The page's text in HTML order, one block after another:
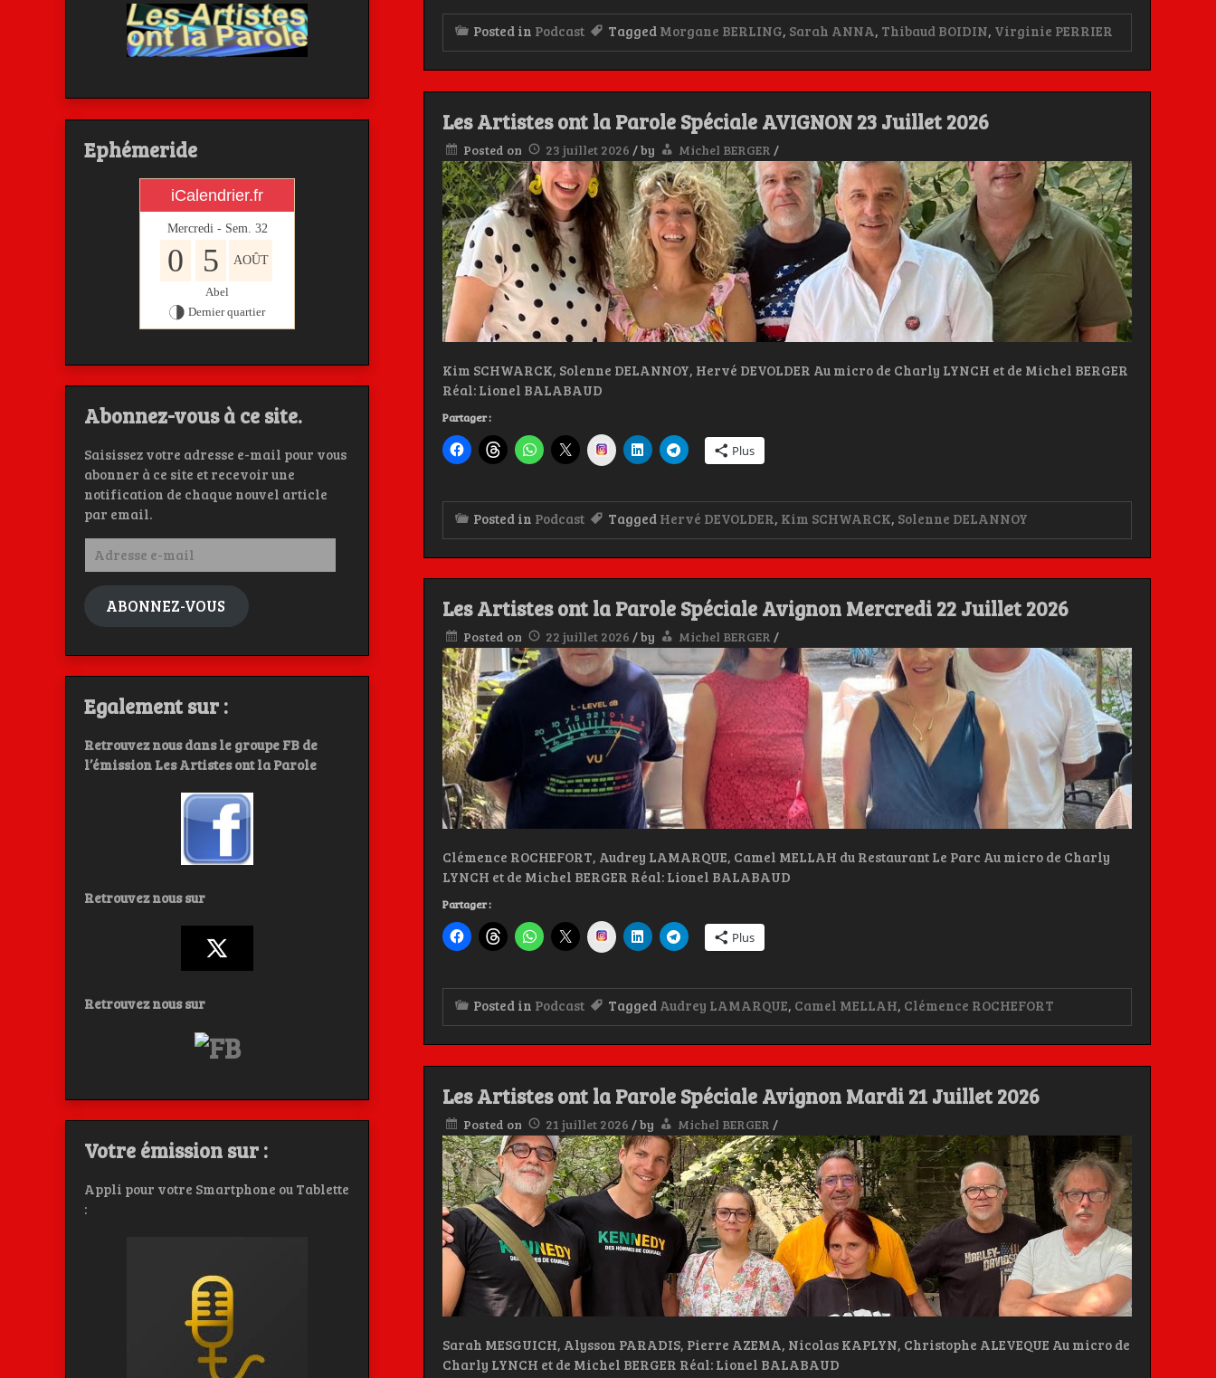
Posted in Podcast Tagged Morgane BERLING, Sarah ANNA, Thibaud BOIDIN, Virginie PERRIER
Les Artistes ont la Parole Spéciale AVIGNON 23 Juillet 2026
Posted on 23 juillet 2026 /by Michel BERGER /
Kim SCHWARCK, Solenne DELANNOY, Hervé DEVOLDER Au micro de Charly LYNCH et de Michel BERGER
Réal: Lionel BALABAUD
Partager :
Instagram Plus
Posted in Podcast Tagged Hervé DEVOLDER, Kim SCHWARCK, Solenne DELANNOY
Les Artistes ont la Parole Spéciale Avignon Mercredi 22 Juillet 2026
Posted on 22 juillet 2026 /by Michel BERGER /
Clémence ROCHEFORT, Audrey LAMARQUE, Camel MELLAH du Restaurant Le Parc Au micro de Charly
LYNCH et de Michel BERGER Réal: Lionel BALABAUD
Partager :
Instagram Plus
Posted in Podcast Tagged Audrey LAMARQUE, Camel MELLAH, Clémence ROCHEFORT
Les Artistes ont la Parole Spéciale Avignon Mardi 21 Juillet 2026
Posted on 21 juillet 2026 /by Michel BERGER /
Sarah MESGUICH, Alysson PARADIS, Pierre AZEMA, Nicolas KAPLYN, Christophe ALEVEQUE Au micro de
Charly LYNCH et de Michel BERGER Réal: Lionel BALABAUD
Ephémeride
iCalendrier.fr
Mercredi - Sem. 32
0 5 AOÛT
Abel
Dernier quartier
Abonnez-vous à ce site.
Saisissez votre adresse e-mail pour vous
abonner à ce site et recevoir une
notification de chaque nouvel article
par email.
Adresse
mail
ABONNEZ-VOUS
Egalement sur :
Retrouvez nous dans le groupe FB de
l’émission Les Artistes ont la Parole
Retrouvez nous sur
Retrouvez nous sur
Votre émission sur :
Appli pour votre Smartphone ou Tablette
: